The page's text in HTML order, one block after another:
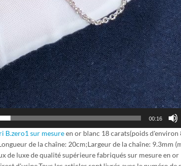
00:16
B.zero1 sur mesureen or blanc 18 carats(poids
de la chaîne: 20cm;Largeur de la chaîne: 9.3mm
de luxe de qualité supérieure fabriqués sur mesure en